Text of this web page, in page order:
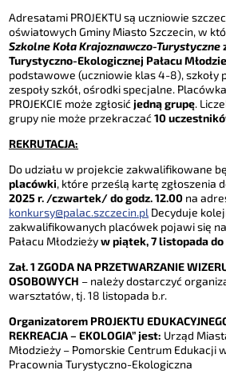
Adresatami PROJEKTU są uczniowie
oświatowych Gminy Miasto Szczecin, w
Szkolne Koła Krajoznawczo-Turystyczne
Turystyczno-Ekologicznej Pałacu
podstawowe (uczniowie klas 4-8), szkoły
zespoły szkół, ośrodki specjalne.
PROJEKCIE może zgłosić jedną grupę.
grupy nie może przekraczać10
REKRUTACJA:
Do udziału w projekcie zakwalifikowane
placówki, które prześlą kartę zgłoszenia
2025 r. /czwartek/ do godz. 12.00 na
konkursy@palac.szczecin.pl Decyduje
zakwalifikowanych placówek pojawi się
Pałacu Młodzieżyw piątek, 7 listopada do
Zał. 1 ZGODA NA PRZETWARZANIE
OSOBOWYCH – należy dostarczyć
warsztatów, tj. 18 listopada b.r.
Organizatorem PROJEKTU
REKREACJA – EKOLOGIA” jest: Urząd
Młodzieży – Pomorskie Centrum Edukacji
Pracownia Turystyczno-Ekologiczna